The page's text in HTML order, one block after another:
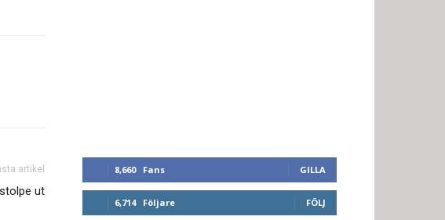
artikel
ut
8,660 Fans GILLA
6,714 Följare FÖLJ